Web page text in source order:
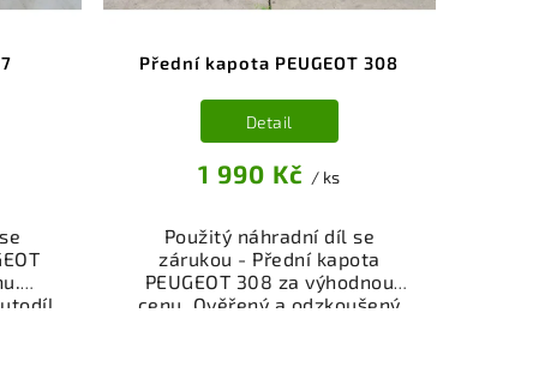
Přední kapota PEUGEOT 308
1 990 Kč / ks
Detail
Použitý náhradní díl se
zárukou - Přední kapota
PEUGEOT 308 za výhodnou
cenu. Ověřený a odzkoušený